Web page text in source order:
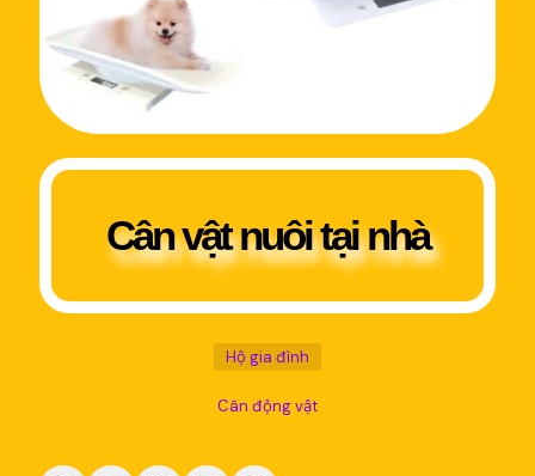
Cân vật nuôi tại nhà
Hộ gia đình
Cân động vật